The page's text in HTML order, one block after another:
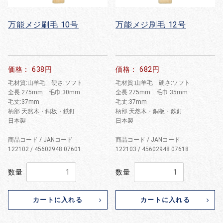
万能メジ刷毛 10号
価格： 638円
毛材質:山羊毛 硬さ:ソフト
全長:275mm 毛巾:30mm
毛丈:37mm
柄部:天然木・銅板・鉄釘
日本製
商品コード / JANコード
122102 / 45602948 07601
数量
カートに入れる
万能メジ刷毛 12号
価格： 682円
毛材質:山羊毛 硬さ:ソフト
全長:275mm 毛巾:35mm
毛丈:37mm
柄部:天然木・銅板・鉄釘
日本製
商品コード / JANコード
122103 / 45602948 07618
数量
カートに入れる